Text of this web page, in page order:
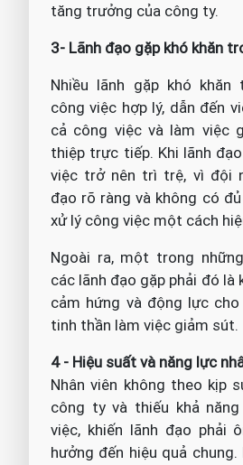
tăng trưởng của công ty.
3- Lãnh đạo gặp khó khăn
Nhiều lãnh gặp khó khăn
công việc hợp lý, dẫn đến
cả công việc và làm việc
thiệp trực tiếp. Khi lãnh
việc trở nên trì trệ, vì đội
đạo rõ ràng và không có
xử lý công việc một cách
Ngoài ra, một trong
các lãnh đạo gặp phải đó là
cảm hứng và động lực cho
tinh thần làm việc giảm sút.
4 - Hiệu suất và năng lực
Nhân viên không theo kịp
công ty và thiếu khả
việc, khiến lãnh đạo phải
hưởng đến hiệu quả